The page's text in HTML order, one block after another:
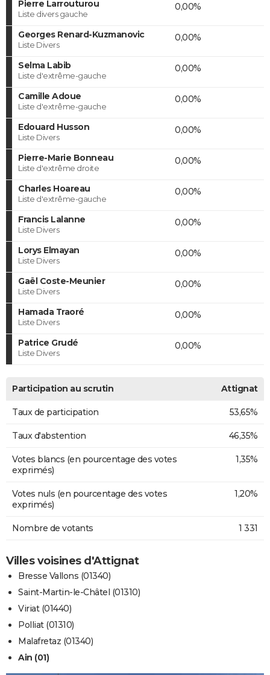
Pierre Larrouturou
Liste divers gauche
0,00%
Georges Renard-Kuzmanovic
Liste Divers
0,00%
Selma Labib
Liste d'extrême-gauche
0,00%
Camille Adoue
Liste d'extrême-gauche
0,00%
Edouard Husson
Liste Divers
0,00%
Pierre-Marie Bonneau
Liste d'extrême droite
0,00%
Charles Hoareau
Liste d'extrême-gauche
0,00%
Francis Lalanne
Liste Divers
0,00%
Lorys Elmayan
Liste Divers
0,00%
Gaël Coste-Meunier
Liste Divers
0,00%
Hamada Traoré
Liste Divers
0,00%
Patrice Grudé
Liste Divers
0,00%
Participation au scrutin Attignat
Taux de participation 53,65%
Taux d'abstention 46,35%
Votes blancs (en pourcentage des votes
exprimés)
1,35%
Votes nuls (en pourcentage des votes
exprimés)
1,20%
Nombre de votants 1 331
Villes voisines d'Attignat
Bresse Vallons (01340)
Saint-Martin-le-Châtel (01310)
Viriat (01440)
Polliat (01310)
Malafretaz (01340)
Ain (01)